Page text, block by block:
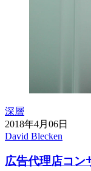
深層
2018年4月06日
David Blecken
広告代理店コン